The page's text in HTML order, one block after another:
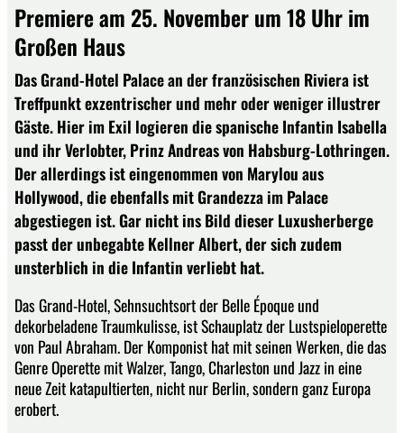
Premiere am 25. November um 18 Uhr im
Großen Haus
Das Grand-Hotel Palace an der französischen Riviera ist
Treffpunkt exzentrischer und mehr oder weniger illustrer
Gäste. Hier im Exil logieren die spanische Infantin Isabella
und ihr Verlobter, Prinz Andreas von Habsburg-Lothringen.
Der allerdings ist eingenommen von Marylou aus
Hollywood, die ebenfalls mit Grandezza im Palace
abgestiegen ist. Gar nicht ins Bild dieser Luxusherberge
passt der unbegabte Kellner Albert, der sich zudem
unsterblich in die Infantin verliebt hat.
Das Grand-Hotel, Sehnsuchtsort der Belle Époque und
dekorbeladene Traumkulisse, ist Schauplatz der Lustspieloperette
von Paul Abraham. Der Komponist hat mit seinen Werken, die das
Genre Operette mit Walzer, Tango, Charleston und Jazz in eine
neue Zeit katapultierten, nicht nur Berlin, sondern ganz Europa
erobert.